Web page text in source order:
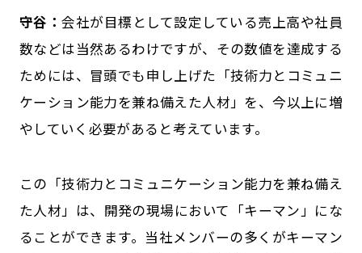
守谷：会社が目標として設定している売上高や社員
数などは当然あるわけですが、その数値を達成する
ためには、冒頭でも申し上げた「技術力とコミュニ
ケーション能力を兼ね備えた人材」を、今以上に増
やしていく必要があると考えています。
この「技術力とコミュニケーション能力を兼ね備え
た人材」は、開発の現場において「キーマン」にな
ることができます。当社メンバーの多くがキーマン